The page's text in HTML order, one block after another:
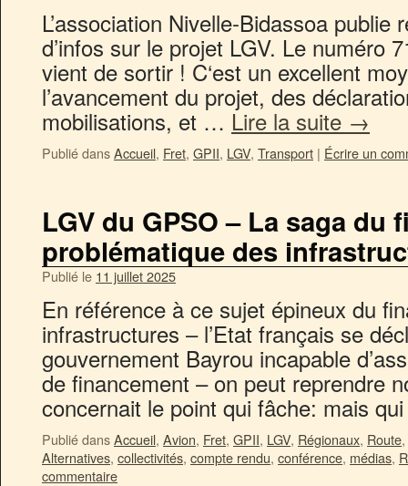
L’association Nivelle-Bidassoa publie
d’infos sur le projet LGV. Le numéro
vient de sortir ! C‘est un excellent
l’avancement du projet, des
mobilisations, et … Lire la suite →
Publié dansAccueil, Fret, GPII, LGV, Transport | Écrire un
LGV du GPSO – La saga du
problématique des
Publié le 11 juillet 2025
En référence à ce sujet épineux du
infrastructures – l’Etat français se
gouvernement Bayrou incapable
de financement – on peut reprendre
concernait le point qui fâche: mais
Publié dansAccueil, Avion, Fret, GPII, LGV, Régionaux, Route,
Alternatives, collectivités, compte rendu, conférence, médias,
commentaire